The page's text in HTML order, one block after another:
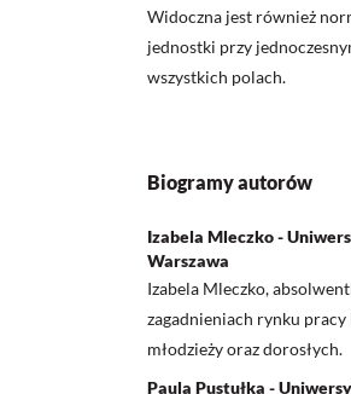
Widoczna jest również
jednostki przy
wszystkich polach.
Biogramy autorów
Izabela Mleczko -
Warszawa
Izabela Mleczko,
zagadnieniach rynku
młodzieży oraz dorosłych.
Paula Pustułka -